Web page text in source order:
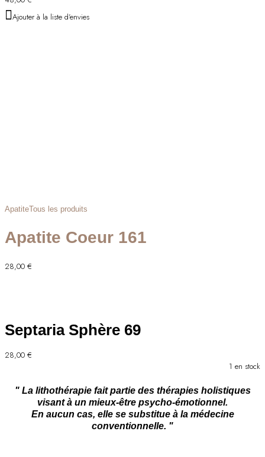
Ajouter à la liste d'envies
ApatiteTous les produits
Apatite Coeur 161
28,00 €
Septaria Sphère 69
28,00 €
1 en stock
" La lithothérapie fait partie des thérapies holistiques
visant à un mieux-être psycho-émotionnel.
En aucun cas, elle se substitue à la médecine
conventionnelle. "